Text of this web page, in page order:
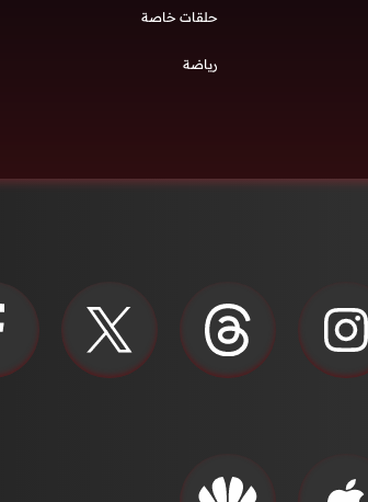
حلقات خاصة
رياضة